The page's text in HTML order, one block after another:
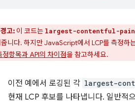
경고: 이 코드는 largest-contentful-
니다. 하지만 JavaScript에서 LCP를 측정하
정항목과 API의 차이점을 참고하세요.
이전 예에서 로깅된 각 largest-
현재 LCP 후보를 나타냅니다. 일반적